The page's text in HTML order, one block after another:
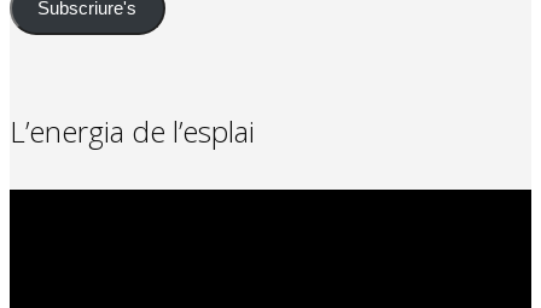
Subscriure's
L’energia de l’esplai